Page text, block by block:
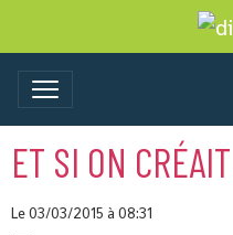
ET SI ON
Le 03/03/2015 à 08:31